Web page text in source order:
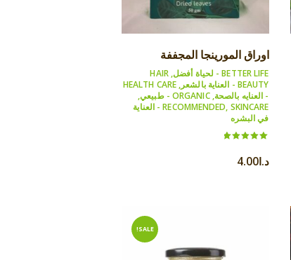
اوراق المورينجا المجففة
BETTER LIFE - لحياة أفضل ,
HAIR
BEAUTY - العناية بالشعر
,
HEALTH CARE
- العنايه بالصحة,ORGANIC - طبيعي
,
RECOMMENDED,
SKINCARE - العناية
في البشره
out of 5
د.ا4.00
SALE!